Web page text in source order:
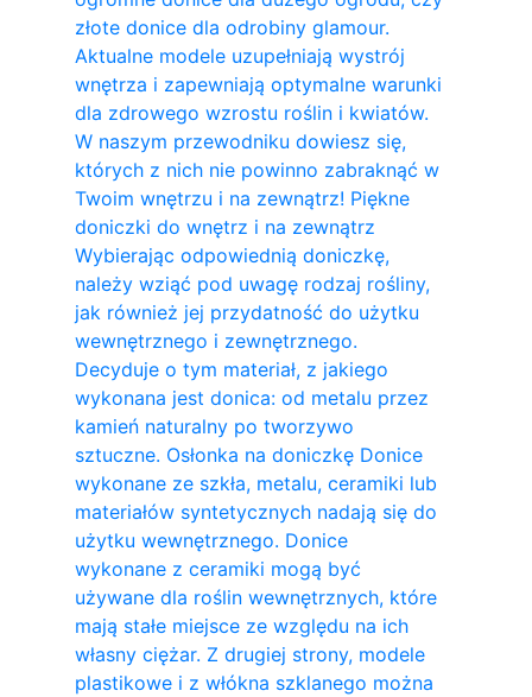
złote donice dla odrobiny glamour.
Aktualne modele uzupełniają wystrój
wnętrza i zapewniają optymalne warunki
dla zdrowego wzrostu roślin i kwiatów.
W naszym przewodniku dowiesz się,
których z nich nie powinno zabraknąć w
Twoim wnętrzu i na zewnątrz! Piękne
doniczki do wnętrz i na zewnątrz
Wybierając odpowiednią doniczkę,
należy wziąć pod uwagę rodzaj rośliny,
jak również jej przydatność do użytku
wewnętrznego i zewnętrznego.
Decyduje o tym materiał, z jakiego
wykonana jest donica: od metalu przez
kamień naturalny po tworzywo
sztuczne. Osłonka na doniczkę Donice
wykonane ze szkła, metalu, ceramiki lub
materiałów syntetycznych nadają się do
użytku wewnętrznego. Donice
wykonane z ceramiki mogą być
używane dla roślin wewnętrznych, które
mają stałe miejsce ze względu na ich
własny ciężar. Z drugiej strony, modele
plastikowe i z włókna szklanego można